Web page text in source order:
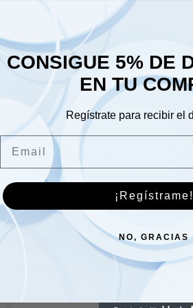
Embellecedor del panel
del faro delantero –
en la
32.00
CONSIGUE 5% DE
EN TU
Regístrate para recibir el
¡Regístrame!
NO, GRACIAS